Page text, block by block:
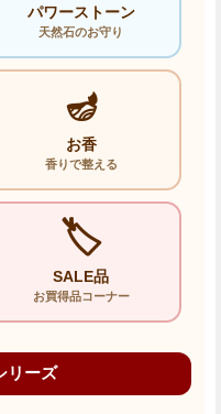
パワーストーン
天然石のお守り
🪔
お香
香りで整える
🏷️
SALE品
お買得品コーナー
リーズ